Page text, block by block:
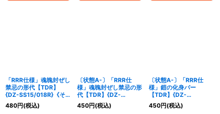
「RRR仕様」魂魄封ぜし
禁忌の形代【TDR】
{DZ-SS15/018R}《その
他》
480円(税込)
〔状態A-〕「RRR仕
様」魂魄封ぜし禁忌の形
代【TDR】{DZ-
SS15/018R}《その他》
450円(税込)
〔状態A-〕「RRR仕
様」鎧の化身バー
【TDR】{DZ-
SS15/003R}《ドラゴン
エンパイア》
450円(税込)